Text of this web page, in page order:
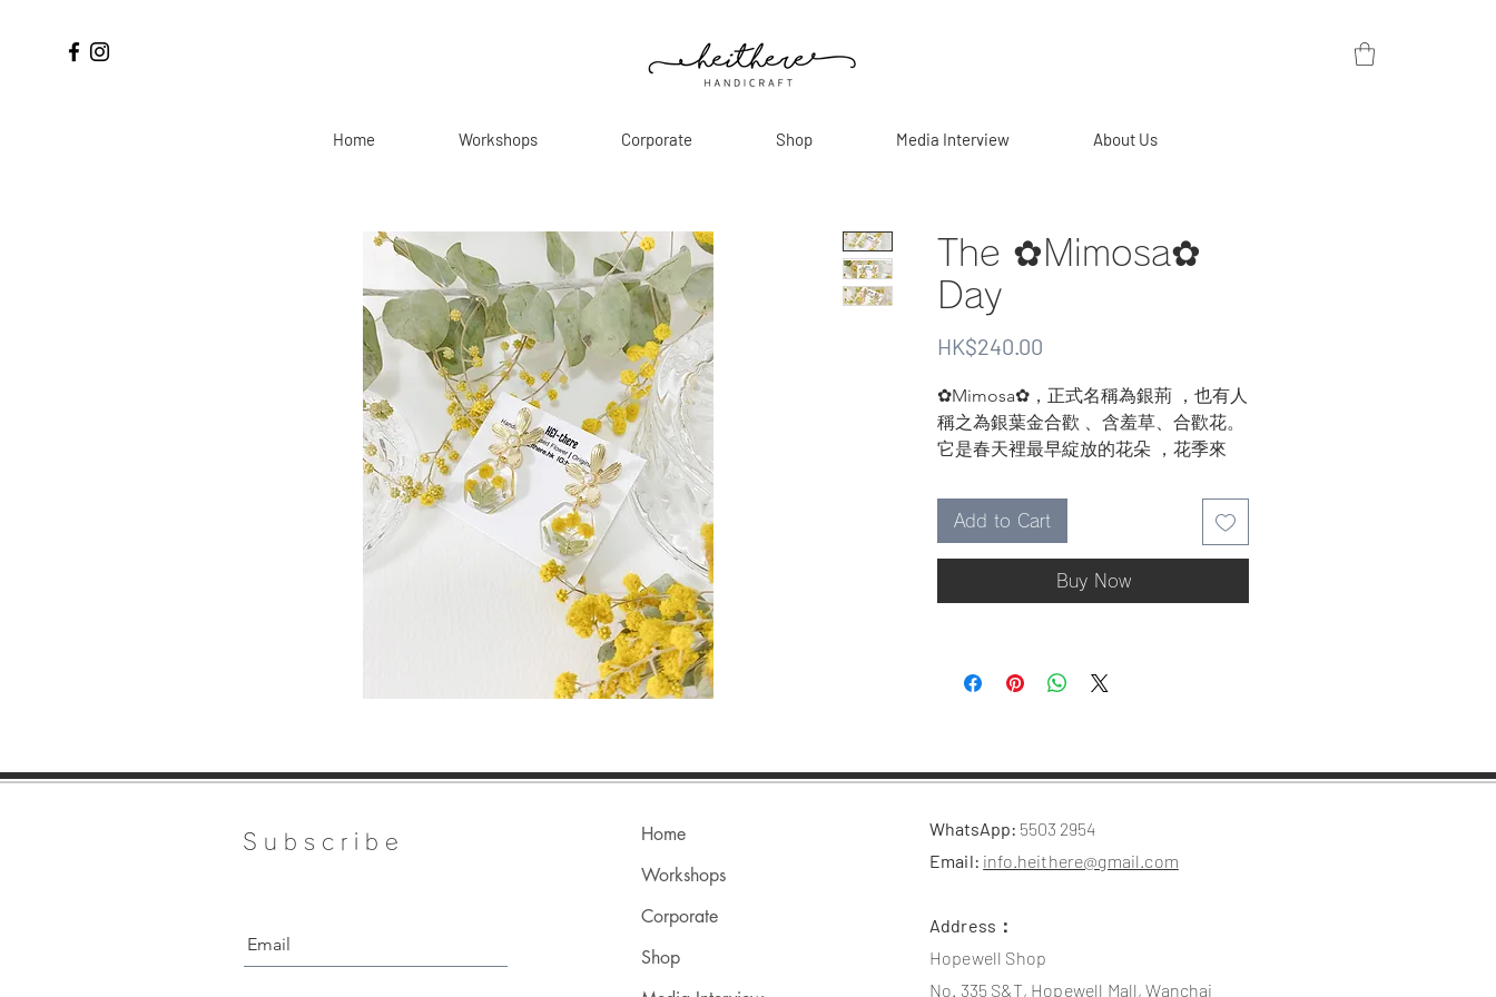
Home Workshops Corporate Shop Media Interview About Us
The ✿Mimosa✿
Day
HK$240.00
✿Mimosa✿，正式名稱為銀荊 ，也有人
稱之為銀葉金合歡 、含羞草、合歡花。
它是春天裡最早綻放的花朵 ，花季來
海，像是維他命一樣給人滿滿的元氣 。
每當 ✿Mimosa✿ 綻放時，意味著冬去
春來，代表著新的希望與喜悅 。
Add to Cart
Buy Now
Subscribe
Home
Workshops
Corporate
Shop
​WhatsApp: 5503 2954
Email: info.heithere@gmail.com
Address：
Hopewell Shop
No. 335 S&T, Hopewell Mall, Wanchai